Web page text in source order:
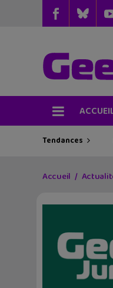
Tendances
Accueil